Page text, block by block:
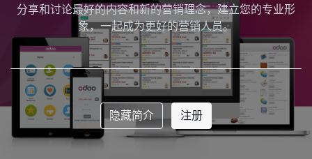
分享和讨论最好的内容和新的营销理念，建立您的专业形
象，一起成为更好的营销人员。
隐藏简介 注册